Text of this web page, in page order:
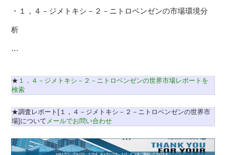
・１，４－ジメトキシ－２－ニトロベンゼンの市場環境分
析
…
★ １，４－ジメトキシ－２－ニトロベンゼンの世界市場レポートを
検索
★調査レポート[１，４－ジメトキシ－２－ニトロベンゼンの世界市
場]について メールでお問い合わせ